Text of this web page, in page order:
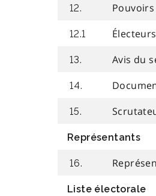
12.
12.1
13. Avis du
14.
15.
Représentants
16.
Liste électorale